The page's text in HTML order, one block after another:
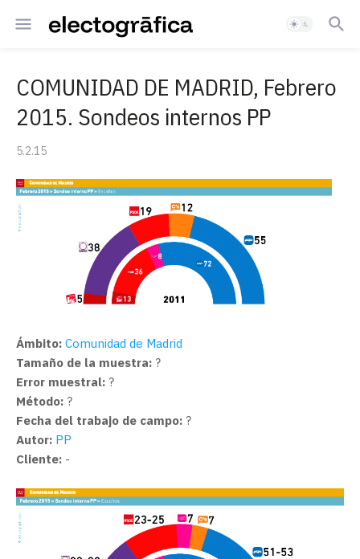
COMUNIDAD DE MADRID, Febrero
2015. Sondeos internos PP
5.2.15
Ámbito: Comunidad de Madrid
Tamaño de la muestra: ?
Error muestral: ?
Método: ?
Fecha del trabajo de campo: ?
Autor: PP
Cliente: -